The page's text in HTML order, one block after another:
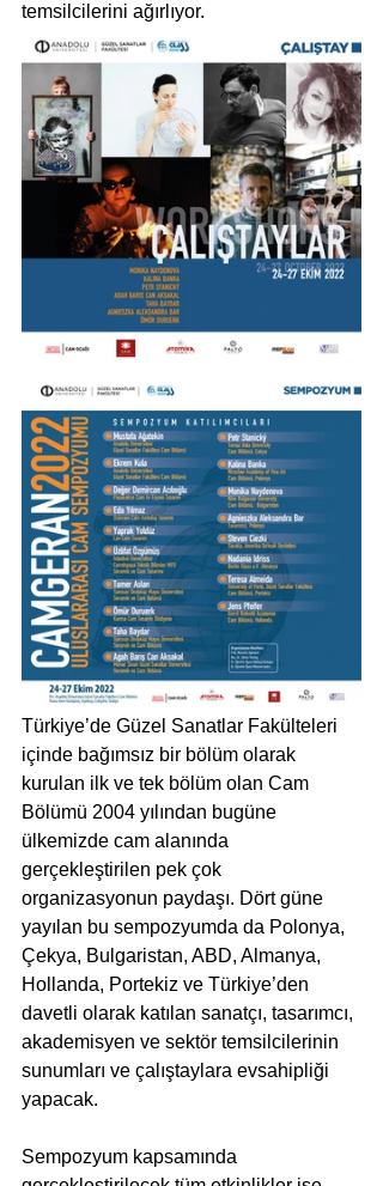
temsilcilerini ağırlıyor.
Türkiye’de Güzel Sanatlar Fakülteleri
içinde bağımsız bir bölüm olarak
kurulan ilk ve tek bölüm olan Cam
Bölümü 2004 yılından bugüne
ülkemizde cam alanında
gerçekleştirilen pek çok
organizasyonun paydaşı. Dört güne
yayılan bu sempozyumda da Polonya,
Çekya, Bulgaristan, ABD, Almanya,
Hollanda, Portekiz ve Türkiye’den
davetli olarak katılan sanatçı, tasarımcı,
akademisyen ve sektör temsilcilerinin
sunumları ve çalıştaylara evsahipliği
yapacak.
Sempozyum kapsamında